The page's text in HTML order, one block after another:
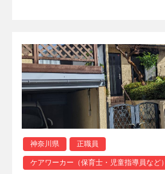
神奈川県 正職員
ケアワーカー（保育士・児童指導員など）